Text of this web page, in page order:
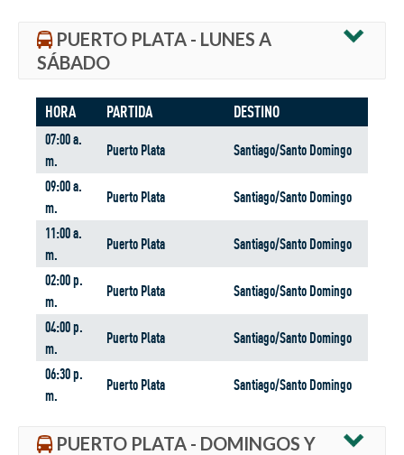
PUERTO PLATA - LUNES A
SÁBADO
HORA PARTIDA DESTINO
07:00 a.
m.
Puerto Plata Santiago/Santo Domingo
09:00 a.
m.
Puerto Plata Santiago/Santo Domingo
11:00 a.
m.
Puerto Plata Santiago/Santo Domingo
02:00 p.
m.
Puerto Plata Santiago/Santo Domingo
04:00 p.
m.
Puerto Plata Santiago/Santo Domingo
06:30 p.
m.
Puerto Plata Santiago/Santo Domingo
PUERTO PLATA - DOMINGOS Y